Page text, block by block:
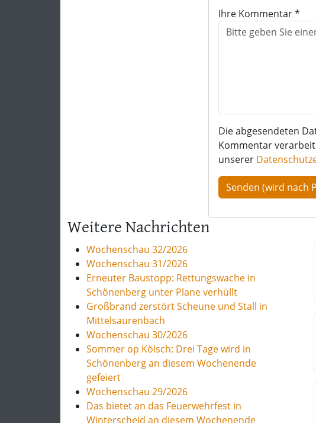
Ihre Kommentar *
Die abgesendeten
Kommentar
unserer
Weitere Nachrichten
Wochenschau 32/2026
Wochenschau 31/2026
Erneuter Baustopp: Rettungswache in
Schönenberg unter Plane verhüllt
Großbrand zerstört Scheune und Stall in
Mittelsaurenbach
Wochenschau 30/2026
Sommer op Kölsch: Drei Tage wird in
Schönenberg an diesem Wochenende
gefeiert
Wochenschau 29/2026
Das bietet an das Feuerwehrfest in
Winterscheid an diesem Wochenende